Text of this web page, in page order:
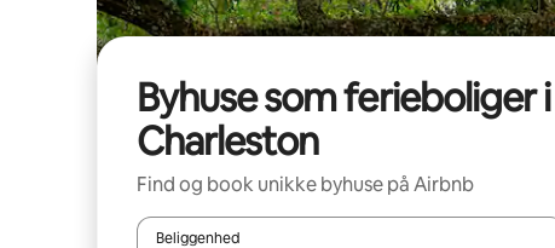
Byhuse som ferieboliger i
Charleston
Find og book unikke byhuse på Airbnb
Beliggenhed